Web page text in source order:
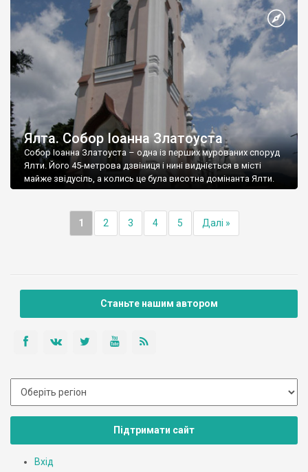
Ялта. Собор Іоанна Златоуста
Собор Іоанна Златоуста – одна із перших мурованих споруд
Ялти. Його 45-метрова дзвіниця і нині видніється в місті
майже звідусіль, а колись це була висотна домінанта Ялти.
1 2 3 4 5 Далі »
Станьте нашим автором
Підтримати сайт
Вхід